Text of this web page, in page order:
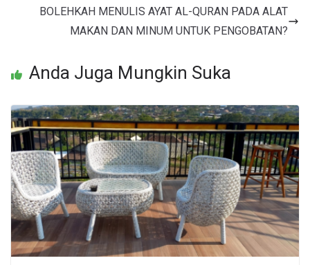
BOLEHKAH MENULIS AYAT AL-QURAN PADA ALAT
MAKAN DAN MINUM UNTUK PENGOBATAN?
Anda Juga Mungkin Suka